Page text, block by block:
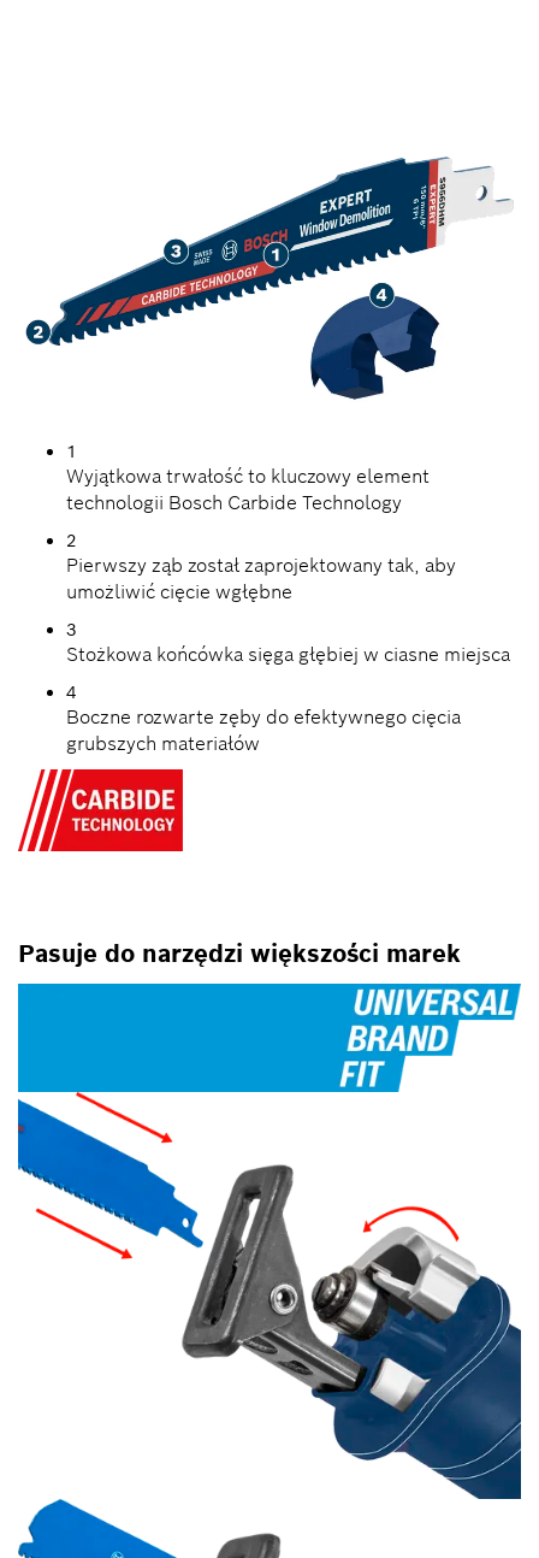
1
Wyjątkowa trwałość to kluczowy element
technologii Bosch Carbide Technology
2
Pierwszy ząb został zaprojektowany tak, aby
umożliwić cięcie wgłębne
3
Stożkowa końcówka sięga głębiej w ciasne miejsca
4
Boczne rozwarte zęby do efektywnego cięcia
grubszych materiałów
Pasuje do narzędzi większości marek